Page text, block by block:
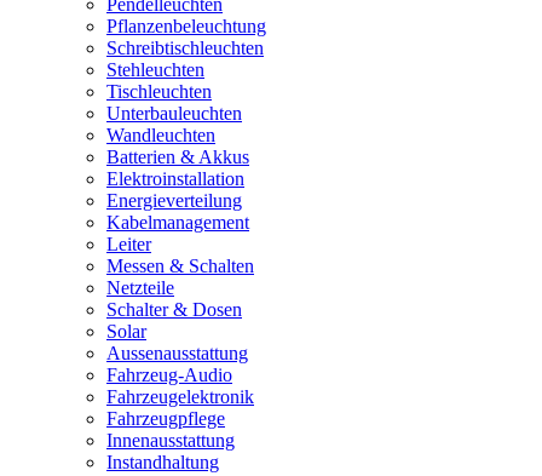
Pendelleuchten
Pflanzenbeleuchtung
Schreibtischleuchten
Stehleuchten
Tischleuchten
Unterbauleuchten
Wandleuchten
Batterien & Akkus
Elektroinstallation
Energieverteilung
Kabelmanagement
Leiter
Messen & Schalten
Netzteile
Schalter & Dosen
Solar
Aussenausstattung
Fahrzeug-Audio
Fahrzeugelektronik
Fahrzeugpflege
Innenausstattung
Instandhaltung